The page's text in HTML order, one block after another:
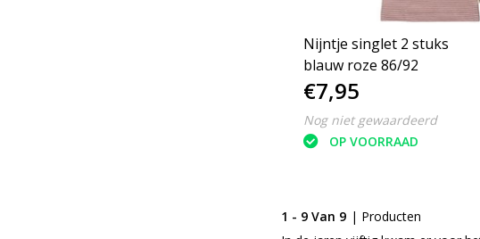
Nijntje singlet 2 stuks
blauw roze 86/92
€7,95
Nog niet gewaardeerd
OP VOORRAAD
1 - 9 Van 9 | Producten